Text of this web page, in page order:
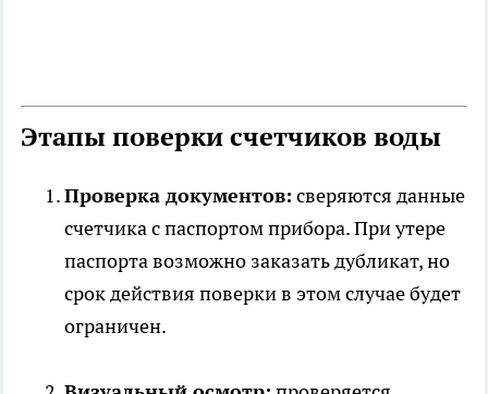
Этапы поверки счетчиков воды
Проверка документов: сверяются данные
счетчика с паспортом прибора. При утере
паспорта возможно заказать дубликат, но
срок действия поверки в этом случае будет
ограничен.